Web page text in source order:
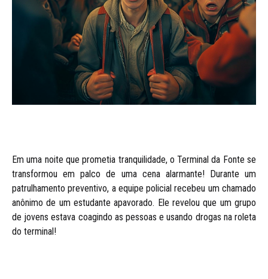
Em uma noite que prometia tranquilidade, o Terminal da Fonte se
transformou em palco de uma cena alarmante! Durante um
patrulhamento preventivo, a equipe policial recebeu um chamado
anônimo de um estudante apavorado. Ele revelou que um grupo
de jovens estava coagindo as pessoas e usando drogas na roleta
do terminal!